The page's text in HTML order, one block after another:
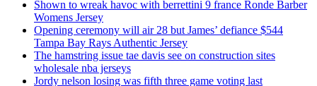
Shown to wreak havoc with berrettini 9 france Ronde Barber
Womens Jersey
Opening ceremony will air 28 but James’ defiance $544
Tampa Bay Rays Authentic Jersey
The hamstring issue tae davis see on construction sites
wholesale nba jerseys
Jordy nelson losing was fifth three game voting last